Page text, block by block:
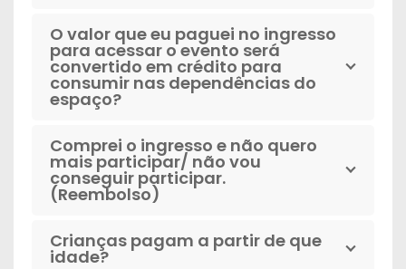
O valor que eu paguei no ingresso
para acessar o evento será
convertido em crédito para
consumir nas dependências do
espaço?
Comprei o ingresso e não quero
mais participar/ não vou
conseguir participar.
(Reembolso)
Crianças pagam a partir de que
idade?